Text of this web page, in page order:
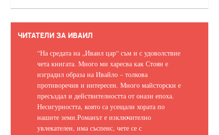
ЧИТАТЕЛИ ЗА ИВАИЛ
“На средата на „Иваил цар“ съм и с удоволствие
чета книгата. Много ми харесва как Стоян е
изградил образа на Ивайло – толкова
противоречив и интересен. Много майсторски е
пресъздал и действителността от онази епоха.
Несигурността, която са усещали хората по
нашите земи.Романът е изключително
увлекателен, има съспенс, чете се с